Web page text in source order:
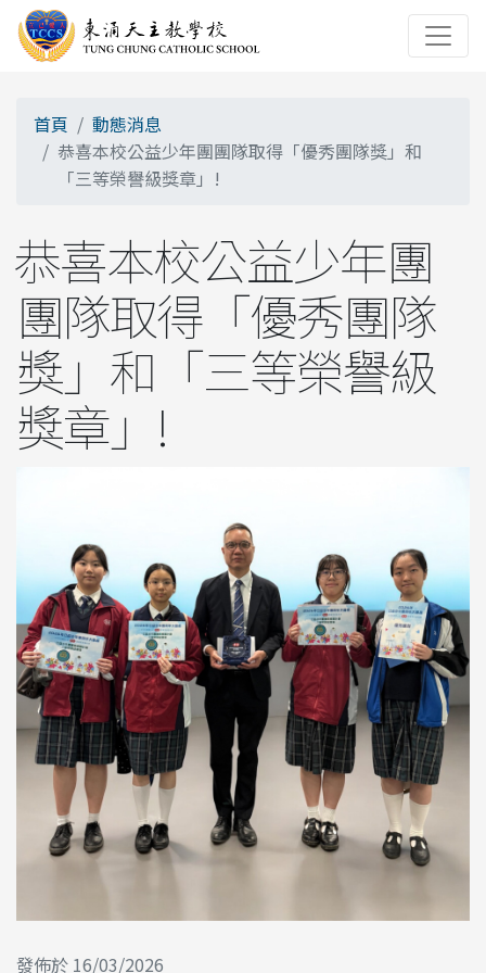
首頁
動態消息
恭喜本校公益少年團團隊取得「優秀團隊獎」和
「三等榮譽級獎章」!
恭喜本校公益少年團
團隊取得「優秀團隊
獎」和「三等榮譽級
獎章」!
發佈於 16/03/2026